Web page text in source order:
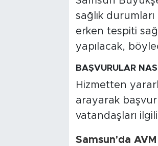
sağlık
erken tespiti
yapılacak,
BAŞVURULAR
Hizmetten
arayarak
vatandaşları
Samsun'da